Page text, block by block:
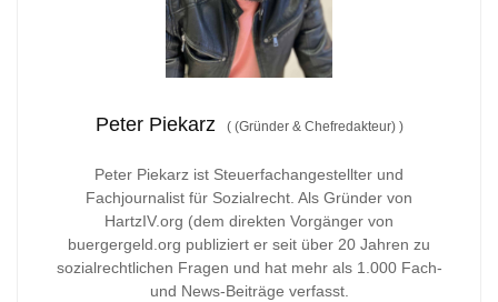
Peter Piekarz ((Gründer & Chefredakteur) )
Peter Piekarz ist Steuerfachangestellter und
Fachjournalist für Sozialrecht. Als Gründer von
HartzIV.org (dem direkten Vorgänger von
buergergeld.org publiziert er seit über 20 Jahren zu
sozialrechtlichen Fragen und hat mehr als 1.000 Fach-
und News-Beiträge verfasst.